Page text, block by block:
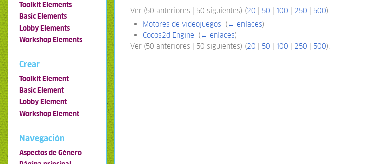
Ver (50 anteriores | 50 siguientes) (20 | 50 | 100 | 250 | 500).
Motores de videojuegos (← enlaces)
Cocos2d Engine (← enlaces)
Ver (50 anteriores | 50 siguientes) (20 | 50 | 100 | 250 | 500).
Toolkit Elements
Basic Elements
Lobby Elements
Workshop Elements
Crear
Toolkit Element
Basic Element
Lobby Element
Workshop Element
Navegación
Aspectos de Género